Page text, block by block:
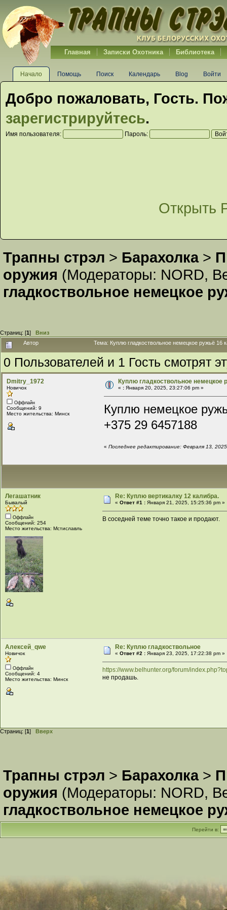
Главная Записки Охотника Библиотека
Начало Помощь Поиск Календарь Blog Войти
Добро пожаловать, Гость.
зарегистрируйтесь.
Имя пользователя: Пароль:
Открыть
Трапны стрэл > Барахолка>
оружия (Модераторы: NORD,
гладкоствольное немецкое
Страниц: [1] Вниз
Автор
Тема: Куплю гладкоствольное немецкое ружьё 16
0 Пользователей и 1 Гость смотрят
Dmitry_1972
Новичок
Оффлайн
Сообщений: 9
Место жительства: Минск
Куплю гладкоствольное немецкое
« : Января 20, 2025, 23:27:06 pm »
Куплю немецкое
+375 29 6457188
«Последнее редактирование: Февраля 13,
Легашатник
Бывалый
Оффлайн
Сообщений: 254
Место жительства: Мстиславль
Re: Куплю вертикалку 12 калибра.
«Ответ #1 : Января 21, 2025, 15:25:36 pm »
В соседней теме точно такое и продают.
Алексей_qwe
Новичок
Оффлайн
Сообщений: 4
Место жительства: Минск
Re: Куплю гладкоствольное
«Ответ #2 : Января 23, 2025, 17:22:38 pm »
https://www.belhunter.org/forum/
не продашь.
Страниц: [1] Вверх
Трапны стрэл > Барахолка>
оружия (Модераторы: NORD,
гладкоствольное немецкое
Перейти в: